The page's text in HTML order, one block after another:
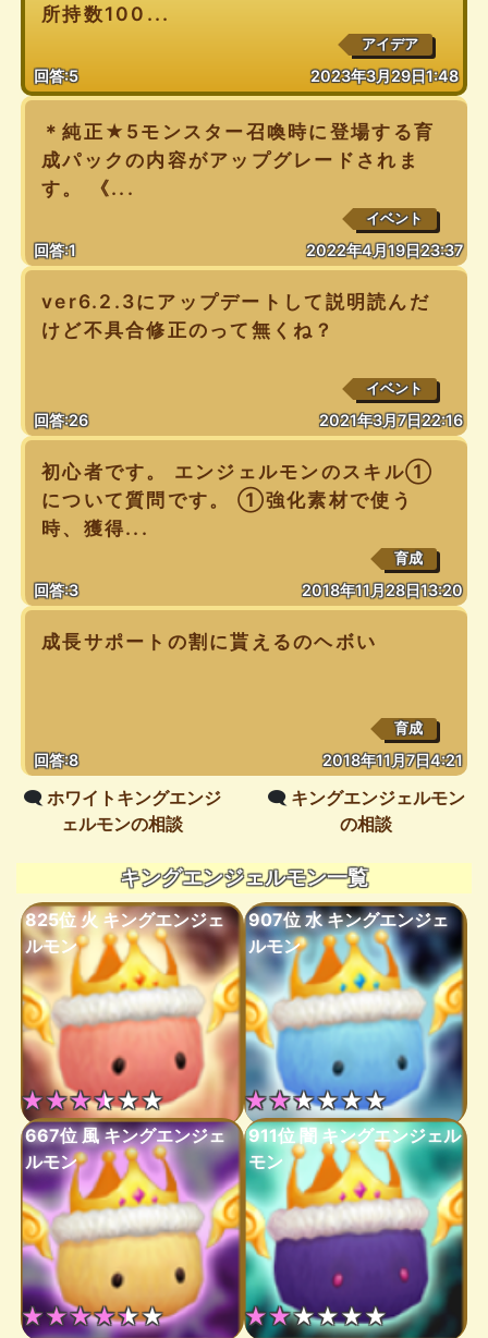
所持数100...
アイデア
回答:5 2023年3月29日1:48
＊純正★5モンスター召喚時に登場する育
成パックの内容がアップグレードされま
す。 《...
イベント
回答:1 2022年4月19日23:37
ver6.2.3にアップデートして説明読んだ
けど不具合修正のって無くね？
イベント
回答:26 2021年3月7日22:16
初心者です。 エンジェルモンのスキル①
について質問です。 ①強化素材で使う
時、獲得...
育成
回答:3 2018年11月28日13:20
成長サポートの割に貰えるのヘボい
育成
回答:8 2018年11月7日4:21
🗨️ ホワイトキングエンジ
ェルモンの相談
🗨️ キングエンジェルモン
の相談
キングエンジェルモン一覧
825位 火 キングエンジェ
ルモン
★★★★★★
907位 水 キングエンジェ
ルモン
★★★★★★
667位 風 キングエンジェ
ルモン
★★★★★★
911位 闇 キングエンジェル
モン
★★★★★★